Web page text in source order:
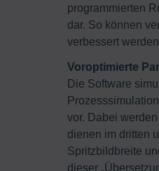
programmierten
dar. So können
verbessert
Voroptimierte
Die Software
vor. Dabei
dienen im dritten
Spritzbildbreite
dieser